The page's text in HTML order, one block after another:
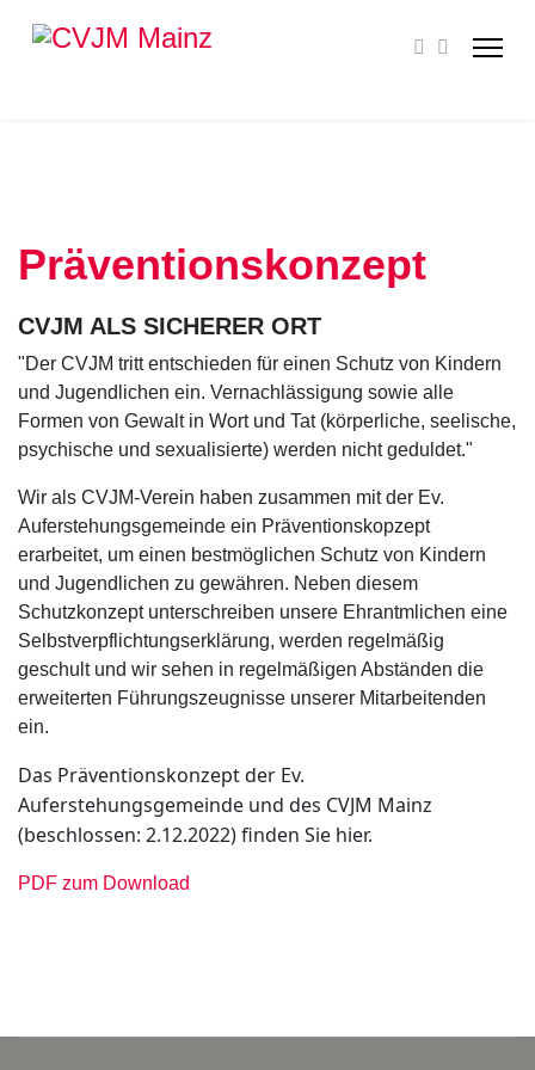
Präventionskonzept
CVJM ALS SICHERER ORT
"Der CVJM tritt entschieden für einen Schutz von Kindern
und Jugendlichen ein. Vernachlässigung sowie alle
Formen von Gewalt in Wort und Tat (körperliche, seelische,
psychische und sexualisierte) werden nicht geduldet."
Wir als CVJM-Verein haben zusammen mit der Ev.
Auferstehungsgemeinde ein Präventionskopzept
erarbeitet, um einen bestmöglichen Schutz von Kindern
und Jugendlichen zu gewähren. Neben diesem
Schutzkonzept unterschreiben unsere Ehrantmlichen eine
Selbstverpflichtungserklärung, werden regelmäßig
geschult und wir sehen in regelmäßigen Abständen die
erweiterten Führungszeugnisse unserer Mitarbeitenden
ein.
Das Präventionskonzept der Ev.
Auferstehungsgemeinde und des CVJM Mainz
(beschlossen: 2.12.2022) finden Sie hier.
PDF zum Download